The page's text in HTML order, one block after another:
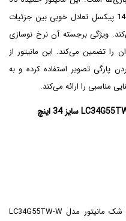
اینچی با پنل VA و رزولوشن 3440 در 1440 پیکسل تعادل خوبی بین جزئیات
ویژگی برجسته آن نرخ نوسازی
را تضمین می‌کند. این مانیتور از
پارگی تصویر استفاده کرده و به
در بین بهترین مانیتورهای گیمینگ بدون شک مانیتور مدل LC34G55TW-W